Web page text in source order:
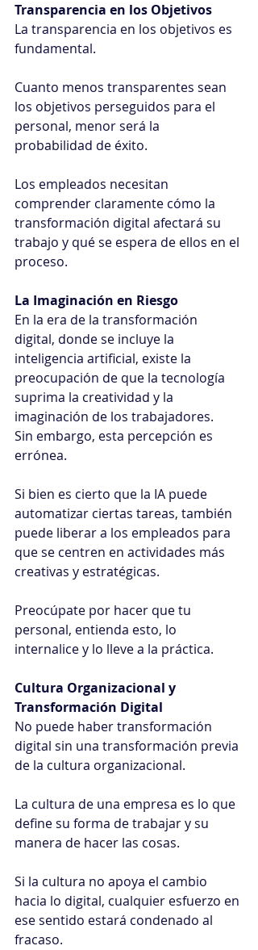
Transparencia en los Objetivos
La transparencia en los objetivos es
fundamental.
Cuanto menos transparentes sean
los objetivos perseguidos para el
personal, menor será la
probabilidad de éxito.
Los empleados necesitan
comprender claramente cómo la
transformación digital afectará su
trabajo y qué se espera de ellos en el
proceso.
La Imaginación en Riesgo
En la era de la transformación
digital, donde se incluye la
inteligencia artificial, existe la
preocupación de que la tecnología
suprima la creatividad y la
imaginación de los trabajadores.
Sin embargo, esta percepción es
errónea.
Si bien es cierto que la IA puede
automatizar ciertas tareas, también
puede liberar a los empleados para
que se centren en actividades más
creativas y estratégicas.
Preocúpate por hacer que tu
personal, entienda esto, lo
internalice y lo lleve a la práctica.
Cultura Organizacional y
Transformación Digital
No puede haber transformación
digital sin una transformación previa
de la cultura organizacional.
La cultura de una empresa es lo que
define su forma de trabajar y su
manera de hacer las cosas.
Si la cultura no apoya el cambio
hacia lo digital, cualquier esfuerzo en
ese sentido estará condenado al
fracaso.